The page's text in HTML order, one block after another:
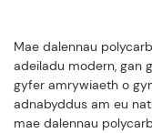
Mae dalennau
adeiladu modern, gan
gyfer amrywiaeth o
adnabyddus am eu
mae dalennau